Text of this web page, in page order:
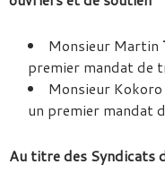
Monsieur Martin
premier mandat de
Monsieur Kokoro
un premier mandat
Au titre des Syndicats